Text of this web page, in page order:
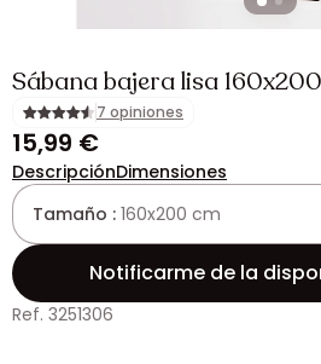
Sábana bajera lisa
7 opiniones
15,99 €
DescripciónDimensiones
Tamaño : 160x200 cm
Notificarme de la
Ref. 3251306